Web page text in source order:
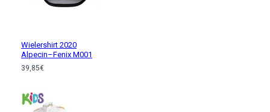
Wielershirt 2020
Alpecin–Fenix M001
39,85€